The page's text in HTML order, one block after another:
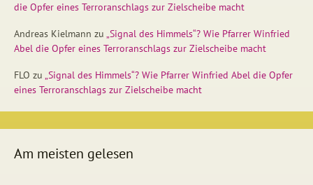
die Opfer eines Terroranschlags zur Zielscheibe macht
Andreas Kielmann zu „Signal des Himmels“? Wie Pfarrer Winfried
Abel die Opfer eines Terroranschlags zur Zielscheibe macht
FLO zu „Signal des Himmels“? Wie Pfarrer Winfried Abel die Opfer
eines Terroranschlags zur Zielscheibe macht
Am meisten gelesen